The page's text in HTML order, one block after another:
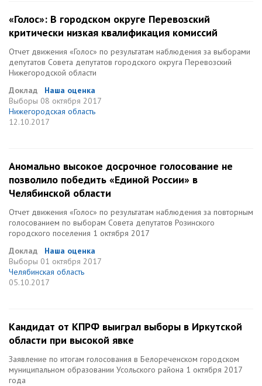
«Голос»: В городском округе Перевозский
критически низкая квалификация комиссий
Отчет движения «Голос» по результатам наблюдения за выборами
депутатов Совета депутатов городского округа Перевозский
Нижегородской области
Доклад
Наша оценка
Выборы 08 октября 2017
Нижегородская область
12.10.2017
Аномально высокое досрочное голосование не
позволило победить «Единой России» в
Челябинской области
Отчет движения «Голос» по результатам наблюдения за повторным
голосованием по выборам Совета депутатов Розинского
городского поселения 1 октября 2017
Доклад
Наша оценка
Выборы 01 октября 2017
Челябинская область
05.10.2017
Кандидат от КПРФ выиграл выборы в Иркутской
области при высокой явке
Заявление по итогам голосования в Белореченском городском
муниципальном образовании Усольского района 1 октября 2017
года